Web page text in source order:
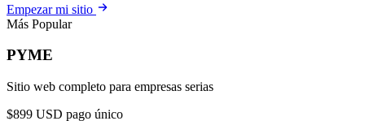
Empezar mi sitio
Más Popular
PYME
Sitio web completo para empresas serias
$899 USD pago único